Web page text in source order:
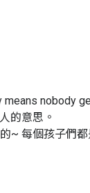
means nobody
的意思。
~ 每個孩子們